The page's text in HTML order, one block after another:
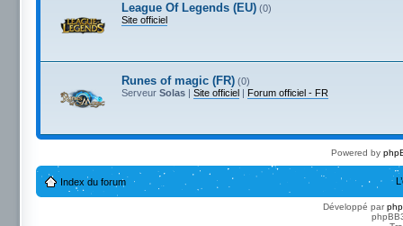
League Of Legends (EU) (0)
Site officiel
Runes of magic (FR) (0)
Serveur Solas | Site officiel | Forum officiel - FR
Powered by
Index du forum
Développé par